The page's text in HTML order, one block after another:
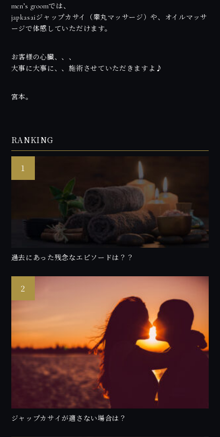
men’s groomでは、
japkasaiジャップカサイ（睾丸マッサージ）や、オイルマッサ
ージで体感していただけます。
お客様の心臓、、、
大事に大事に、、施術させていただきますよ♪
宮本。
RANKING
過去にあった残念なエピソードは？？
ジャップカサイが適さない場合は？